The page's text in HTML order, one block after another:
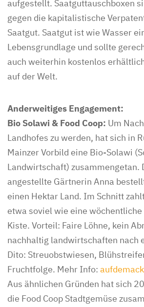
aufgestellt. Saatguttauschboxen
gegen die kapitalistische
Saatgut. Saatgut ist wie Wasser
Lebensgrundlage und sollte
auch weiterhin kostenlos
auf der Welt.
Anderweitiges Engagement:
Bio Solawi & Food Coop: Um
Landhofes zu werden, hat sich in
Mainzer Vorbild eine Bio-Solawi
Landwirtschaft) zusammengetan.
angestellte Gärtnerin Anna
einen Hektar Land. Im Schnitt
etwa soviel wie eine
Kiste. Vorteil: Faire Löhne, kein
nachhaltig landwirtschaften nach
Dito: Streuobstwiesen,
Fruchtfolge. Mehr Info:
Aus ähnlichen Gründen hat sich
die Food Coop Stadtgemüse